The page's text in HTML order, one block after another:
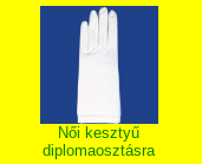
Női kesztyű
diplomaosztásra